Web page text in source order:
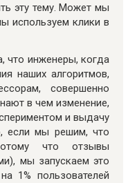
эту тему. Может мы
используем клики в
что инженеры, когда
наших алгоритмов,
совершенно
в чем изменение,
и выдачу
если мы решим, что
что отзывы
мы запускаем это
1% пользователей